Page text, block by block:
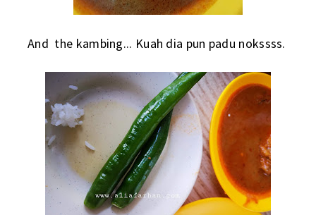
And the kambing... Kuah dia pun padu nokssss.